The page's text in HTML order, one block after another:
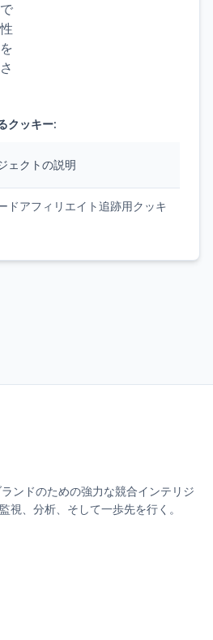
クッキー:
ェクトの説明
ドアフィリエイト追跡用クッキ
ンドのための強力な競合インテリジ
視、分析、そして一歩先を行く。